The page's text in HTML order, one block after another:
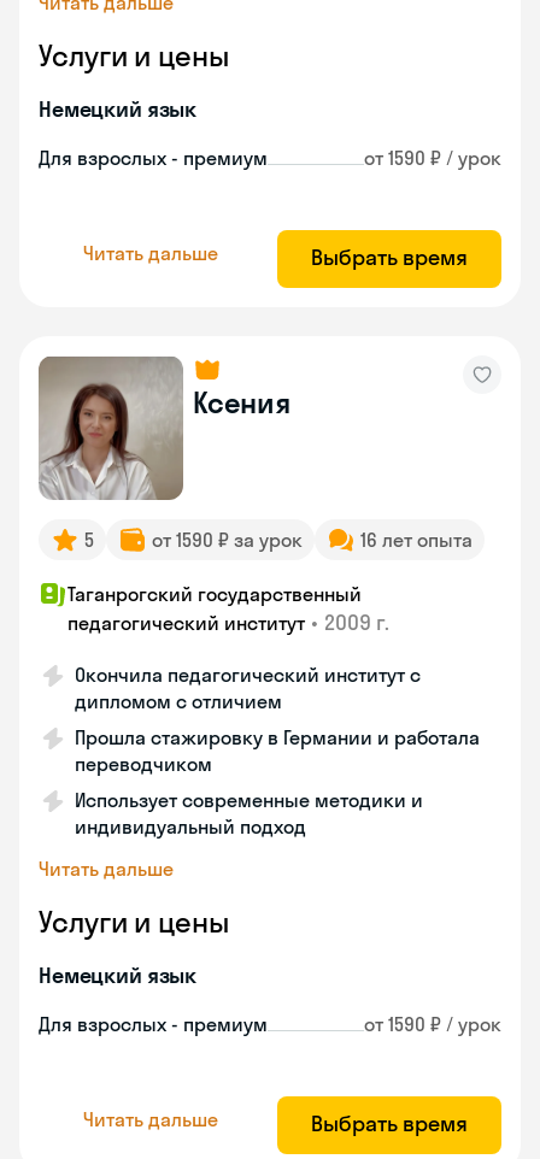
Услуги и цены
Немецкий язык
Для взрослых - премиум от 1590 ₽ / урок
Читать дальше Выбрать время
Ксения
5 от 1590 ₽ за урок 16 лет опыта
Таганрогский государственный
педагогический институт • 2009 г.
Окончила педагогический институт с
дипломом с отличием
Прошла стажировку в Германии и работала
переводчиком
Использует современные методики и
индивидуальный подход
Читать дальше
Услуги и цены
Немецкий язык
Для взрослых - премиум от 1590 ₽ / урок
Читать дальше Выбрать время